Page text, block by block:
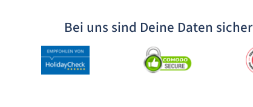
Bei uns sind Deine Daten sicher